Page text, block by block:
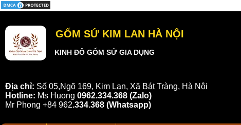
Địa chỉ: Số 05,Ngõ 169, Kim Lan, Xã Bát Tràng, Hà Nội
Hotline: Ms Huong 0962.334.368 (Zalo)
Mr Phong +84 962.334.368 (Whatsapp)
KINH ĐÔ GỐM SỨ GIA DỤNG
GỐM SỨ KIM LAN HÀ NỘI